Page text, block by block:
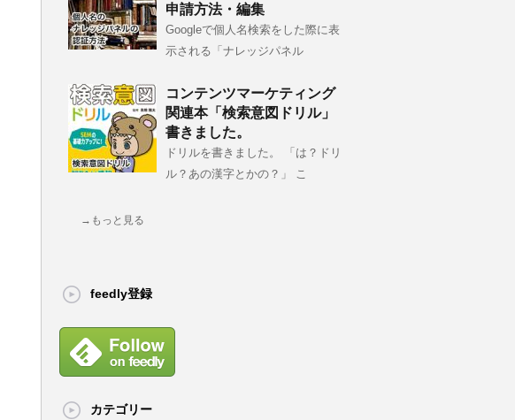
申請方法・編集
Googleで個人名検索をした際に表
示される「ナレッジパネル
コンテンツマーケティング
関連本「検索意図ドリル」
書きました。
ドリルを書きました。 「は？ドリ
ル？あの漢字とかの？」 こ
→もっと見る
feedly登録
カテゴリー